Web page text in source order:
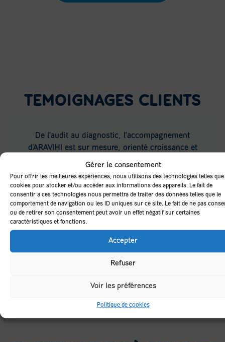
Gérer le consentement
Pour offrir les meilleures expériences, nous utilisons des technologies telles que
cookies pour stocker et/ou accéder aux informations des appareils. Le fait de
consentir à ces technologies nous permettra de traiter des données telles que le
comportement de navigation ou les ID uniques sur ce site. Le fait de ne pas
ou de retirer son consentement peut avoir un effet négatif sur certaines
caractéristiques et fonctions.
Accepter
Refuser
Voir les préférences
Politique de cookies
TEMOIGNAGES CLIENTS
De l’audit au diagnostic, l’accompagnement
d'ARAVIHI est sur mesure, orienté croissance et
résultats.
Sébastien m’a permis de gagner en sérénité dans une
période difficile. Nous avons longuement échangé lors de
la réouverture de mon activité en juin 2020 afin d’intégrer
les nouvelles attentes de nos clients…
Gérante de restaurant à Rodez